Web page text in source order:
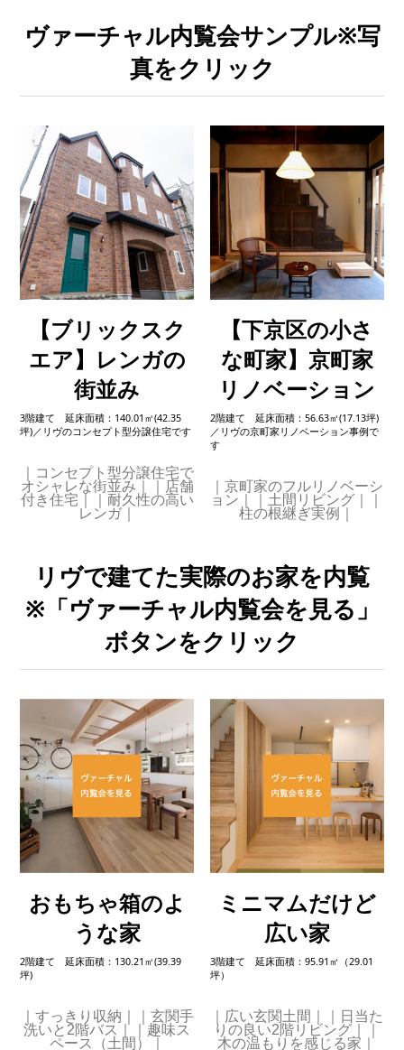
ヴァーチャル内覧会サンプル※写
真をクリック
【ブリックスク
エア】レンガの
街並み
3階建て 延床面積：140.01㎡(42.35
坪)／リヴのコンセプト型分譲住宅です
｜コンセプト型分譲住宅で
オシャレな街並み｜｜店舗
付き住宅｜｜耐久性の高い
レンガ｜
【下京区の小さ
な町家】京町家
リノベーション
2階建て 延床面積：56.63㎡(17.13坪)
／リヴの京町家リノベーション事例で
す
｜京町家のフルリノベーシ
ョン｜｜土間リビング｜｜
柱の根継ぎ実例｜
リヴで建てた実際のお家を内覧
※「ヴァーチャル内覧会を見る」
ボタンをクリック
おもちゃ箱のよ
うな家
2階建て 延床面積：130.21㎡(39.39
坪)
｜すっきり収納｜｜玄関手
洗いと2階バス｜｜趣味ス
ペース（土間）｜
ミニマムだけど
広い家
3階建て 延床面積：95.91㎡（29.01
坪）
｜広い玄関土間｜｜日当た
りの良い2階リビング｜｜
木の温もりを感じる家｜